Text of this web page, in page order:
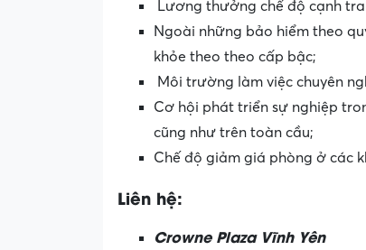
Lương thưởng chế độ cạnh
Ngoài những bảo hiểm theo
khỏe theo theo cấp bậc;
Môi trường làm việc chuyên
Cơ hội phát triển sự nghiệp
cũng như trên toàn cầu;
Chế độ giảm giá phòng ở các
Liên hệ:
Crowne Plaza Vĩnh Yên